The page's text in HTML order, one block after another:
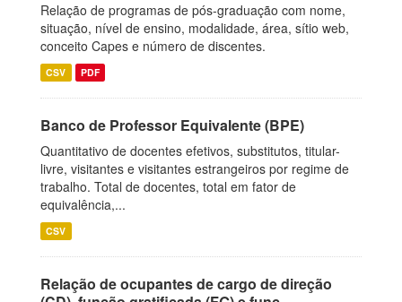
Relação de programas de pós-graduação com nome,
situação, nível de ensino, modalidade, área, sítio web,
conceito Capes e número de discentes.
CSV PDF
Banco de Professor Equivalente (BPE)
Quantitativo de docentes efetivos, substitutos, titular-
livre, visitantes e visitantes estrangeiros por regime de
trabalho. Total de docentes, total em fator de
equivalência,...
CSV
Relação de ocupantes de cargo de direção